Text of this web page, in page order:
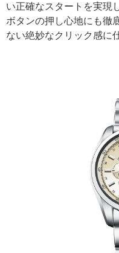
い正確なスタートを実現
ボタンの押し心地にも徹
ない絶妙なクリック感に